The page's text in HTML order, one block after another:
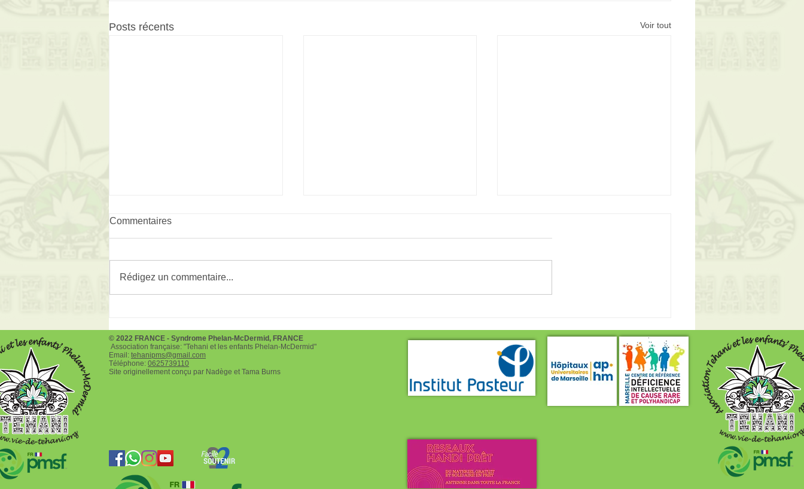
Posts récents Voir tout
Qui brille au combat de
Commentaires
Rédigez un commentaire...
© 2022 FRANCE - Syndrome Phelan-McDermid, FRANCE
Association française: "Tehani et les enfants Phelan-McDermid"
Email: tehanipms@gmail.com
Téléphone: 0625739110
Site originellement conçu par Nadège et Tama Burns